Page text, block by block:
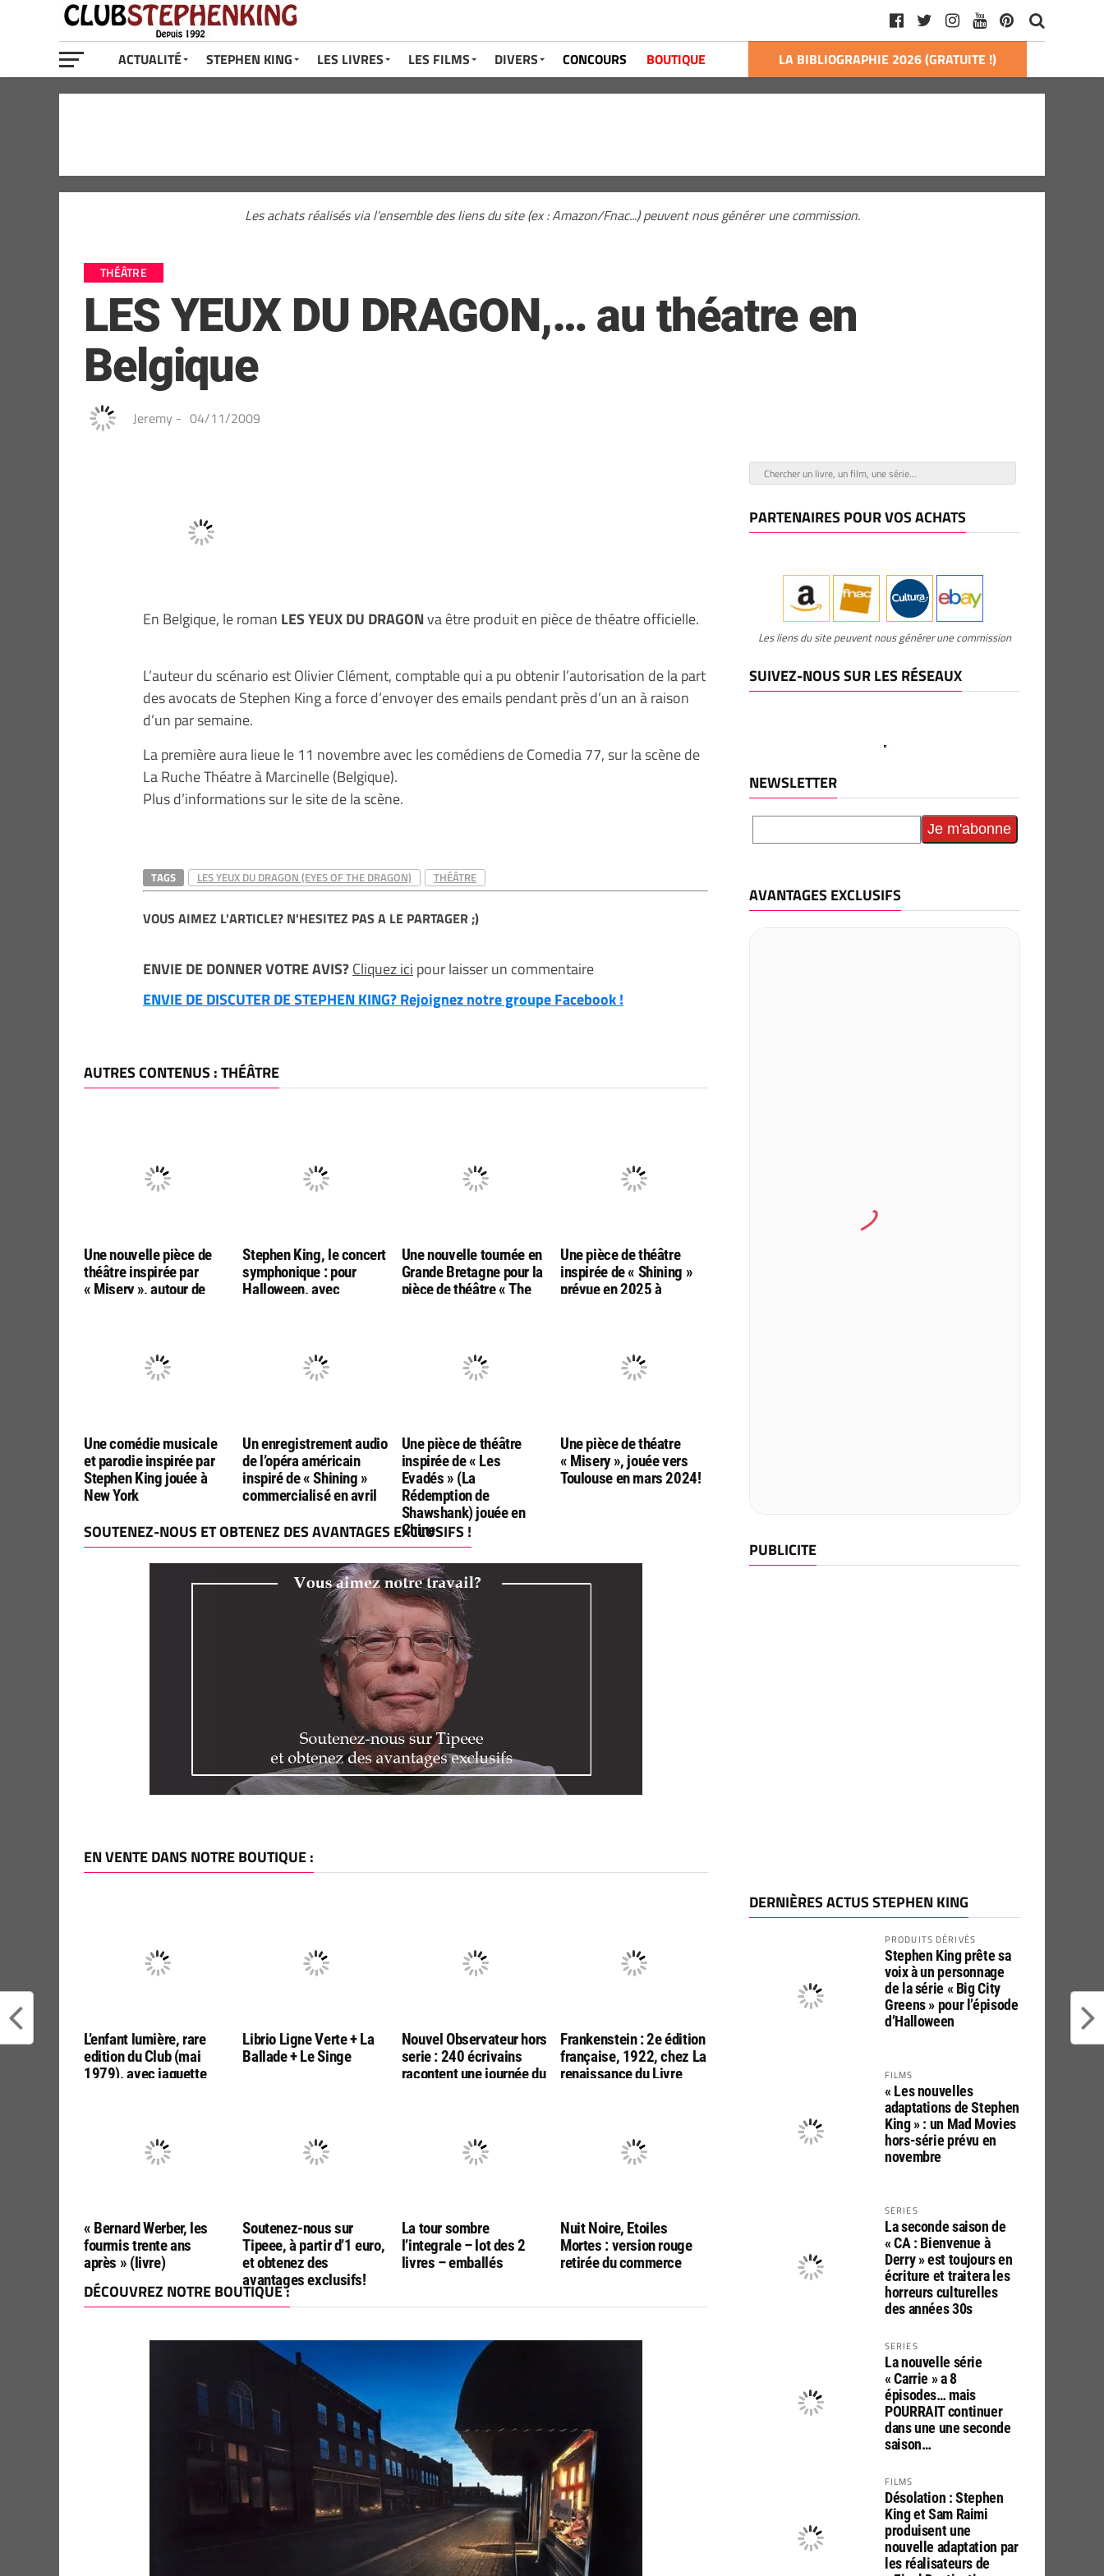
ACTUALITÉ STEPHEN KING LES LIVRES LES FILMS DIVERS CONCOURS BOUTIQUE LA BIBLIOGRAPHIE 2026 (GRATUITE !)
Les achats réalisés via l'ensemble des liens du site (ex : Amazon/Fnac...) peuvent nous générer une commission.
THÉÂTRE
LES YEUX DU DRAGON,… au théatre en
Belgique
Jeremy - 04/11/2009
En Belgique, le roman LES YEUX DU DRAGONva être produit en pièce de théatre officielle.
L’auteur du scénario est Olivier Clément, comptable qui a pu obtenir l’autorisation de la part
des avocats de Stephen King a force d’envoyer des emails pendant près d’un an à raison
d’un par semaine.
La première aura lieue le 11 novembre avec les comédiens de Comedia 77, sur la scène de
La Ruche Théatre à Marcinelle (Belgique).
Plus d’informations sur le site de la scène.
TAGS LES YEUX DU DRAGON (EYES OF THE DRAGON) THÉÂTRE
VOUS AIMEZ L'ARTICLE? N'HESITEZ PAS A LE PARTAGER ;)
ENVIE DE DONNER VOTRE AVIS?Cliquez ici pour laisser un commentaire
ENVIE DE DISCUTER DE STEPHEN KING? Rejoignez notre groupe Facebook !
AUTRES CONTENUS : THÉÂTRE
Une nouvelle pièce de
théâtre inspirée par
« Misery », autour de
Stephen King, le concert
symphonique : pour
Halloween, avec
Une nouvelle tournée en
Grande Bretagne pour la
pièce de théâtre « The
Une pièce de théâtre
inspirée de « Shining »
prévue en 2025 à
Une comédie musicale
et parodie inspirée par
Stephen King jouée à
New York
Un enregistrement audio
de l’opéra américain
inspiré de « Shining »
commercialisé en avril
Une pièce de théâtre
inspirée de « Les
Evadés » (La
Rédemption de
Shawshank) jouée en
Chine
Une pièce de théatre
« Misery », jouée vers
Toulouse en mars 2024!
SOUTENEZ-NOUS ET OBTENEZ DES AVANTAGES EXCLUSIFS !
EN VENTE DANS NOTRE BOUTIQUE :
L’enfant lumière, rare
edition du Club (mai
1979), avec jaquette
Librio Ligne Verte + La
Ballade + Le Singe
Nouvel Observateur hors
serie : 240 écrivains
racontent une journée du
Frankenstein : 2e édition
française, 1922, chez La
renaissance du Livre
« Bernard Werber, les
fourmis trente ans
après » (livre)
Soutenez-nous sur
Tipeee, à partir d’1 euro,
et obtenez des
avantages exclusifs!
La tour sombre
l’integrale – lot des 2
livres – emballés
Nuit Noire, Etoiles
Mortes : version rouge
retirée du commerce
DÉCOUVREZ NOTRE BOUTIQUE :
PARTENAIRES POUR VOS ACHATS
Les liens du site peuvent nous générer une commission
SUIVEZ-NOUS SUR LES RÉSEAUX
NEWSLETTER
AVANTAGES EXCLUSIFS
PUBLICITE
DERNIÈRES ACTUS STEPHEN KING
PRODUITS DÉRIVÉS
Stephen King prête sa
voix à un personnage
de la série « Big City
Greens » pour l’épisode
d’Halloween
FILMS
« Les nouvelles
adaptations de Stephen
King » : un Mad Movies
hors-série prévu en
novembre
SERIES
La seconde saison de
« CA : Bienvenue à
Derry » est toujours en
écriture et traitera les
horreurs culturelles
des années 30s
SERIES
La nouvelle série
« Carrie » a 8
épisodes… mais
POURRAIT continuer
dans une une seconde
saison…
FILMS
Désolation : Stephen
King et Sam Raimi
produisent une
nouvelle adaptation par
les réalisateurs de